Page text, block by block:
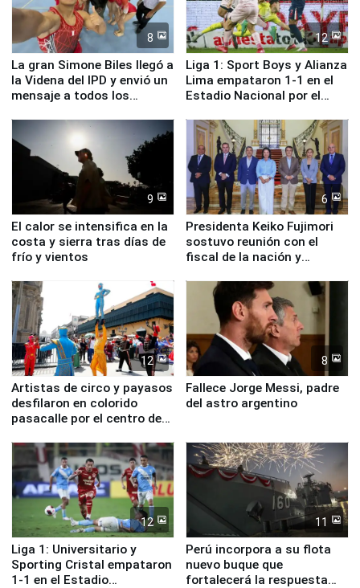
8
La gran Simone Biles llegó a
la Videna del IPD y envió un
mensaje a todos los
12
Liga 1: Sport Boys y Alianza
Lima empataron 1-1 en el
Estadio Nacional por el
9
El calor se intensifica en la
costa y sierra tras días de
frío y vientos
6
Presidenta Keiko Fujimori
sostuvo reunión con el
fiscal de la nación y
12
Artistas de circo y payasos
desfilaron en colorido
pasacalle por el centro de
8
Fallece Jorge Messi, padre
del astro argentino
12
Liga 1: Universitario y
Sporting Cristal empataron
1-1 en el Estadio
11
Perú incorpora a su flota
nuevo buque que
fortalecerá la respuesta